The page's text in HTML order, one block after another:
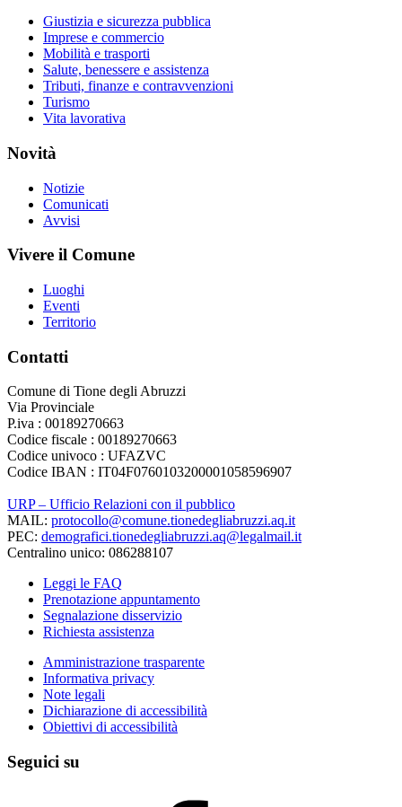
Giustizia e sicurezza pubblica
Imprese e commercio
Mobilità e trasporti
Salute, benessere e assistenza
Tributi, finanze e contravvenzioni
Turismo
Vita lavorativa
Novità
Notizie
Comunicati
Avvisi
Vivere il Comune
Luoghi
Eventi
Territorio
Contatti
Comune di Tione degli Abruzzi
Via Provinciale
P.iva : 00189270663
Codice fiscale : 00189270663
Codice univoco : UFAZVC
Codice IBAN : IT04F0760103200001058596907
URP – Ufficio Relazioni con il pubblico
MAIL: protocollo@comune.tionedegliabruzzi.aq.it
PEC: demografici.tionedegliabruzzi.aq@legalmail.it
Centralino unico: 086288107
Leggi le FAQ
Prenotazione appuntamento
Segnalazione disservizio
Richiesta assistenza
Amministrazione trasparente
Informativa privacy
Note legali
Dichiarazione di accessibilità
Obiettivi di accessibilità
Seguici su